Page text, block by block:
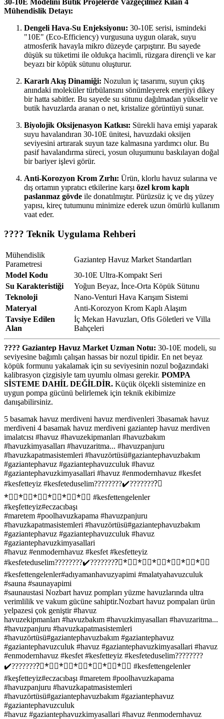
30-10E Modelini Butik Projelerde Vazgeçilmez Kılan 4
Mühendislik Detayı:
Dengeli Hava-Su Enjeksiyonu: 30-10E serisi, ismindeki
"10E" (Eco-Efficiency) vurgusuna uygun olarak, suyu
atmosferik havayla mikro düzeyde çarpıştırır. Bu sayede
düşük su tüketimi ile oldukça hacimli, rüzgara dirençli ve kar
beyazı bir köpük sütunu oluşturur.
Kararlı Akış Dinamiği: Nozulun iç tasarımı, suyun çıkış
anındaki moleküler türbülansını sönümleyerek enerjiyi dikey
bir hatta sabitler. Bu sayede su sütunu dağılmadan yükselir ve
butik havuzlarda aranan o net, kristalize görüntüyü sunar.
Biyolojik Oksijenasyon Katkısı: Sürekli hava emişi yaparak
suyu havalandıran 30-10E ünitesi, havuzdaki oksijen
seviyesini artırarak suyun taze kalmasına yardımcı olur. Bu
pasif havalandırma süreci, yosun oluşumunu baskılayan doğal
bir bariyer işlevi görür.
Anti-Korozyon Krom Zırhı: Ürün, klorlu havuz sularına ve
dış ortamın yıpratıcı etkilerine karşı özel krom kaplı
paslanmaz gövde ile donatılmıştır. Pürüzsüz iç ve dış yüzey
yapısı, kireç tutumunu minimize ederek uzun ömürlü kullanım
vaat eder.
???? Teknik Uygulama Rehberi
Mühendislik
Parametresi
Gaziantep Havuz Market Standartları
Model Kodu
30-10E Ultra-Kompakt Seri
Su Karakteristiği
Yoğun Beyaz, İnce-Orta Köpük Sütunu
Teknoloji
Nano-Venturi Hava Karışım Sistemi
Materyal
Anti-Korozyon Krom Kaplı Alaşım
Tavsiye Edilen
Alan
İç Mekan Havuzları, Ofis Göletleri ve Villa
Bahçeleri
???? Gaziantep Havuz Market Uzman Notu: 30-10E modeli, su
seviyesine bağımlı çalışan hassas bir nozul tipidir. En net beyaz
köpük formunu yakalamak için su seviyesinin nozul boğazındaki
kalibrasyon çizgisiyle tam uyumlu olması gerekir. POMPA
SİSTEME DAHİL DEĞİLDİR. Küçük ölçekli sisteminize en
uygun pompa gücünü belirlemek için teknik ekibimize
danışabilirsiniz.
5 basamak havuz merdiveni havuz merdivenleri 3basamak havuz
merdiveni 4 basamak havuz merdiveni gaziantep havuz merdiven
imalatcısı #havuz #havuzekipmanları #havuzbakım
#havuzkimyasalları #havuzaritma... #havuzpanjuru
#havuzkapatmasistemleri #havuzörtüsü#gaziantephavuzbakım
#gaziantephavuz #gaziantephavuzculuk #havuz
#gaziantephavuzkimyasallari #havuz #enmodernhavuz #kesfet
#kesfetteyiz #kesfeteduselim????????✔️????????⃣
*⃣⃣*⃣⃣*⃣⃣*⃣⃣*⃣⃣*⃣⃣ #kesfettengelenler
#keşfetteyiz#eczacıbaşı
#maretem #poolhavuzkapama #havuzpanjuru
#havuzkapatmasistemleri #havuzörtüsü#gaziantephavuzbakım
#gaziantephavuz #gaziantephavuzculuk #havuz
#gaziantephavuzkimyasallari
#havuz #enmodernhavuz #kesfet #kesfetteyiz
#kesfeteduselim????????✔️????????⃣*⃣⃣*⃣⃣*⃣⃣*⃣⃣*⃣⃣*⃣⃣
#kesfettengelenler#adıyamanhavuzyapimi #malatyahavuzculuk
#sauna #saunayapimi
#saunaustasi Nozbart havuz pompları yüzme havuzlarında ultra
verimlilik ve vakum gücüne sahiptir.Nozbart havuz pompaları ürün
yelpazesi çok geniştir #havuz
havuzekipmanları #havuzbakım #havuzkimyasalları #havuzaritma...
#havuzpanjuru #havuzkapatmasistemleri
#havuzörtüsü#gaziantephavuzbakım #gaziantephavuz
#gaziantephavuzculuk #havuz #gaziantephavuzkimyasallari #havuz
#enmodernhavuz #kesfet #kesfetteyiz #kesfeteduselim????????
✔️????????⃣*⃣⃣*⃣⃣*⃣⃣*⃣⃣*⃣⃣*⃣⃣ #kesfettengelenler
#keşfetteyiz#eczacıbaşı #maretem #poolhavuzkapama
#havuzpanjuru #havuzkapatmasistemleri
#havuzörtüsü#gaziantephavuzbakım #gaziantephavuz
#gaziantephavuzculuk
#havuz #gaziantephavuzkimyasallari #havuz #enmodernhavuz